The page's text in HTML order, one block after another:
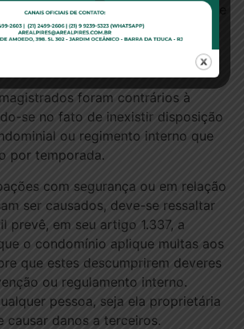
se atividade comercial, o que
Além disso, a referida prática
residencial do prédio e, além
à segurança dos condôminos.
foram contrários à
se no fato de inexistir disposição
ou regimento interno que
por temporada.
com segurança ou em relação
ser causados, deve-se ressaltar
prevê, em seu artigo 1.337, a
o condomínio aplique multas aos
que estes descumprirem deveres
ou regulamento interno.
pessoa, seja ela proprietária
causar danos a terceiros.